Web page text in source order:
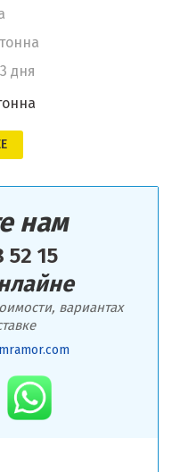
дня
нам
15
вариантах